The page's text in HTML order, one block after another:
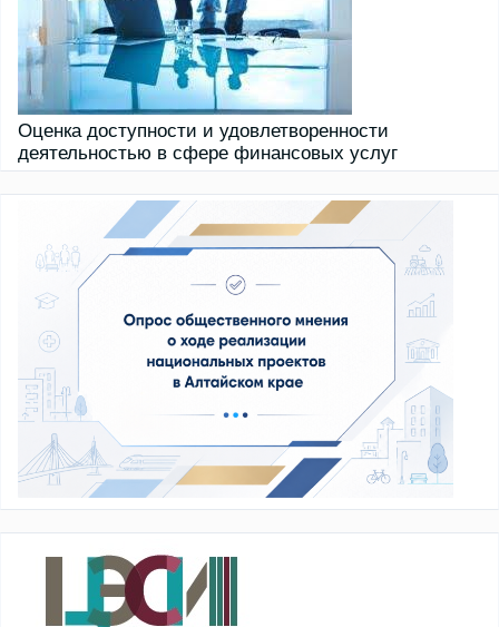
Оценка доступности и удовлетворенности
деятельностью в сфере финансовых услуг